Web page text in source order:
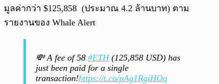
มูลค่ากว่า $125,858 (ประมาณ 4.2 ล้านบาท) ตาม
รายงานของ Whale Alert
💸 A fee of 58 #ETH(125,858 USD) has
just been paid for a single
transaction!https://t.co/pAg1RgiHOq